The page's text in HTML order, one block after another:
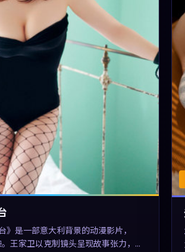
》是一部意大利背景的动漫影片，
王家卫以克制镜头呈现故事张力，刘